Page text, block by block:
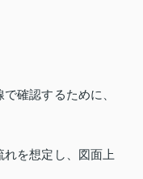
確認するために、
を想定し、図面上